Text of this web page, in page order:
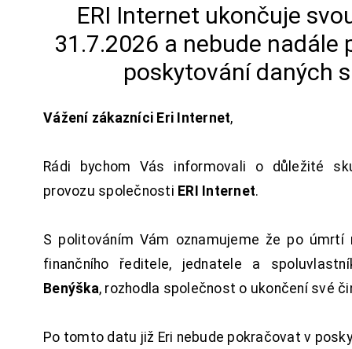
ERI Internet ukončuje
31.7.2026 a nebude nadále
poskytování daných
Vážení zákazníci Eri Internet,
Rádi bychom Vás informovali o důležité
provozu společnosti ERI Internet.
S politováním Vám oznamujeme že po úmrtí
finančního ředitele, jednatele a
Benýška, rozhodla společnost o ukončení své
Po tomto datu již Eri nebude pokračovat v